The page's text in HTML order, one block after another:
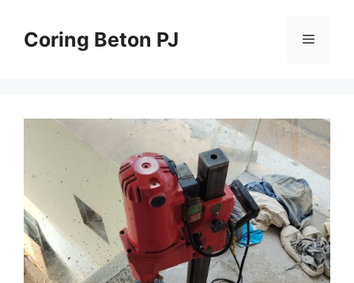
contentCoring Beton PJ Menu